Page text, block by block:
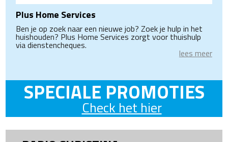
Plus Home Services
Ben je op zoek naar een nieuwe job? Zoek je hulp in het
huishouden? Plus Home Services zorgt voor thuishulp
via dienstencheques.
lees meer
SPECIALE PROMOTIES
Check het hier